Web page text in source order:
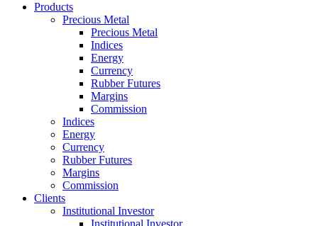
Products
Precious Metal
Precious Metal
Indices
Energy
Currency
Rubber Futures
Margins
Commission
Indices
Energy
Currency
Rubber Futures
Margins
Commission
Clients
Institutional Investor
Institutional Investor